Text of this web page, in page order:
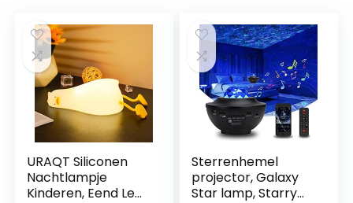
URAQT Siliconen
Nachtlampje
Kinderen, Eend Led
Sterrenhemel
projector, Galaxy
Star lamp, Starry